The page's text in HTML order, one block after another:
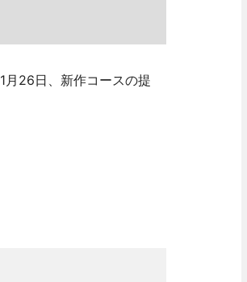
26日、新作コースの提